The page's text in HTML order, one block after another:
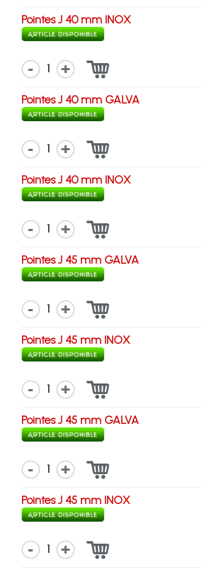
Pointes J 40 mm INOX
1
Pointes J 40 mm GALVA
1
Pointes J 40 mm INOX
1
Pointes J 45 mm GALVA
1
Pointes J 45 mm INOX
1
Pointes J 45 mm GALVA
1
Pointes J 45 mm INOX
1